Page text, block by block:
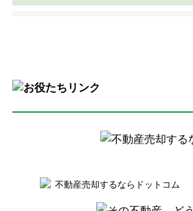
不動産売却するならドットコム